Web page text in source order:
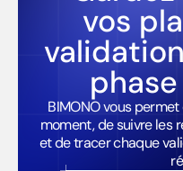
vos
BIMONO vous
moment, de suivre les
et de tracer chaque